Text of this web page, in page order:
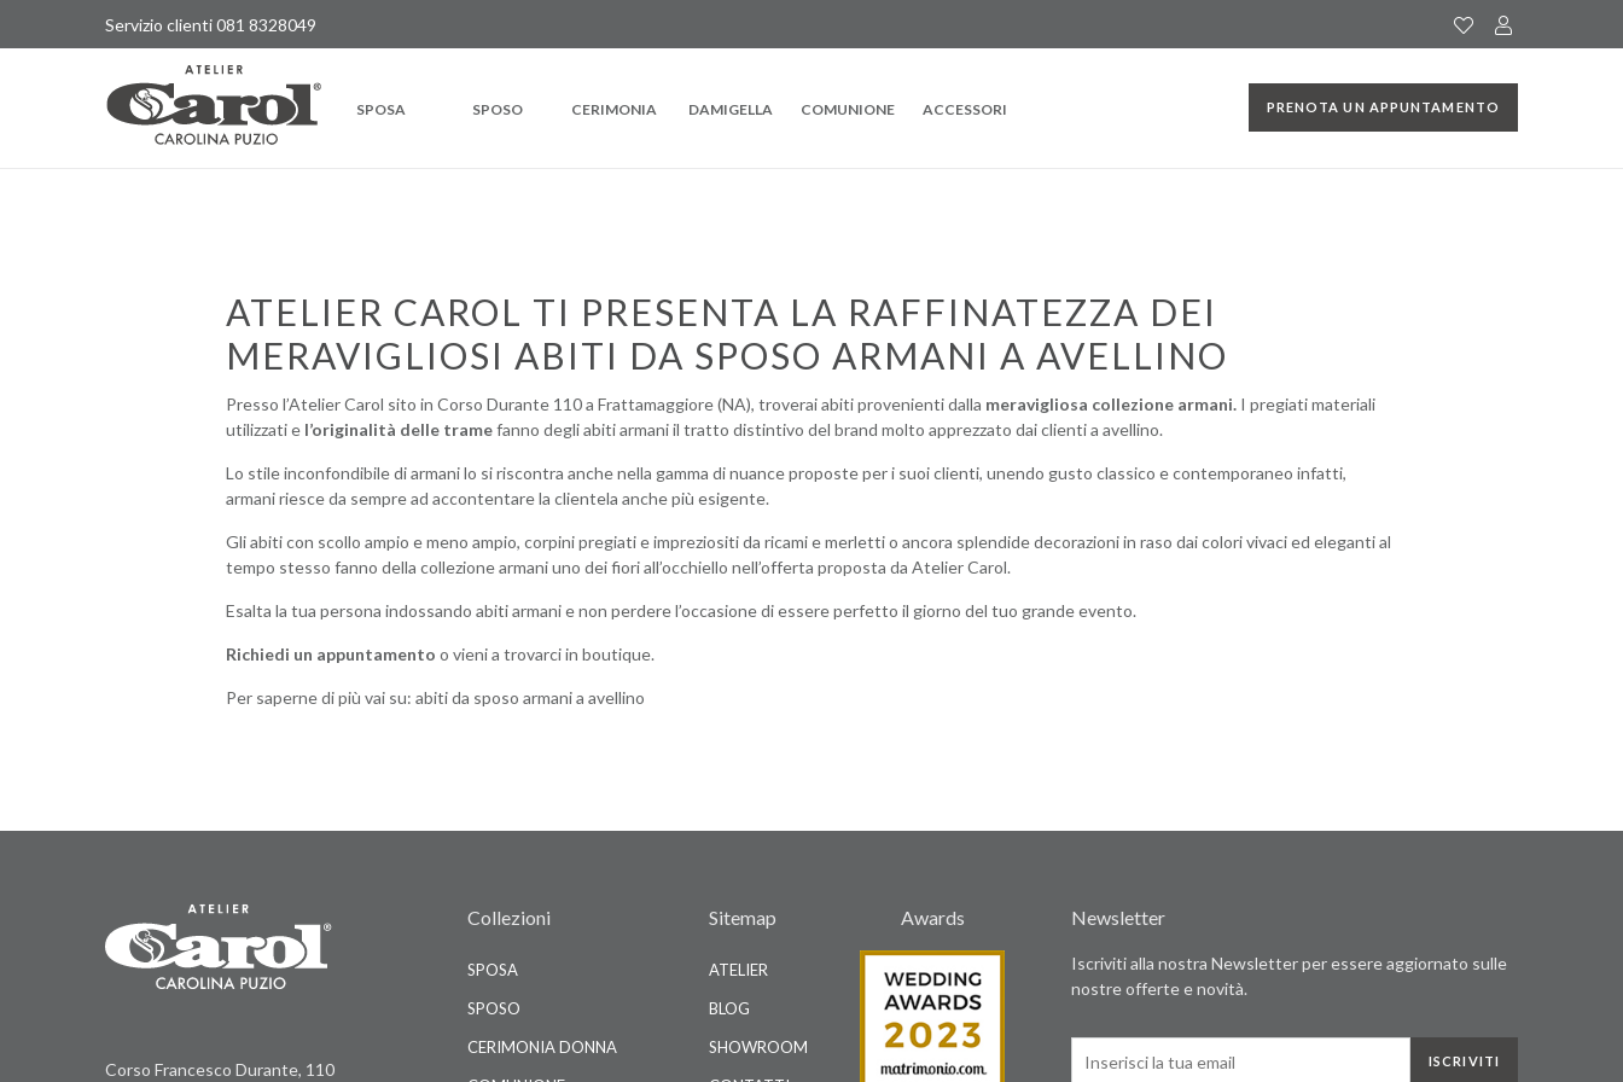
Servizio clienti081 8328049
SPOSA SPOSO CERIMONIA DAMIGELLA COMUNIONE ACCESSORI PRENOTA UN APPUNTAMENTO
ATELIER CAROL TI PRESENTA LA RAFFINATEZZA DEI
MERAVIGLIOSI ABITI DA SPOSO ARMANI A AVELLINO
Presso l’Atelier Carol sito in Corso Durante 110 a Frattamaggiore (NA), troverai abiti provenienti dalla meravigliosa collezione armani. I pregiati materiali
utilizzati e l’originalità delle tramefanno degli abiti armani il tratto distintivo del brand molto apprezzato dai clienti a avellino.
Lo stile inconfondibile di armani lo si riscontra anche nella gamma di nuance proposte per i suoi clienti, unendo gusto classico e contemporaneo infatti,
armani riesce da sempre ad accontentare la clientela anche più esigente.
Gli abiti con scollo ampio e meno ampio, corpini pregiati e impreziositi da ricami e merletti o ancora splendide decorazioni in raso dai colori vivaci ed eleganti al
tempo stesso fanno della collezione armani uno dei fiori all’occhiello nell’offerta proposta da Atelier Carol.
Esalta la tua persona indossando abiti armani e non perdere l’occasione di essere perfetto il giorno del tuo grande evento.
Richiedi un appuntamento o vieni a trovarci in boutique.
Per saperne di più vai su: abiti da sposo armani a avellino
Corso Francesco Durante, 110
Collezioni
SPOSA
SPOSO
CERIMONIA DONNA
Sitemap
ATELIER
BLOG
SHOWROOM
Awards Newsletter
Iscriviti alla nostra Newsletter per essere aggiornato sulle
nostre offerte e novità.
ISCRIVITI